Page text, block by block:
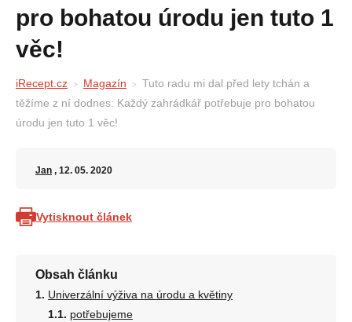
pro bohatou úrodu jen tuto 1
věc!
iRecept.cz Magazín
Tuto radu mi dal před lety tchán a
těžíme z ní dodnes: Každý zahrádkář potřebuje pro bohatou
úrodu jen tuto 1 věc!
Jan , 12. 05. 2020
Vytisknout článek
Obsah článku
Univerzální výživa na úrodu a květiny
potřebujeme